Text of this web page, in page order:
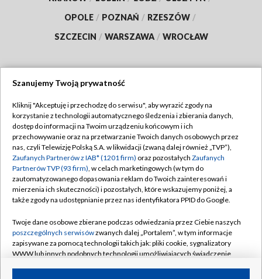
OPOLE / POZNAŃ / RZESZÓW /
SZCZECIN / WARSZAWA / WROCŁAW
TVP
Abonament TVP
Emisja w TVP
Centrum informacji TVP
Naziemna Telewizja Cyfrowa
Rada Programowa
System NOS
Informacje o nadawcy
Regulamin TVP
Polityka prywatności
Moje zgody
Pomoc
Kontakt
Kanały
Szanujemy Twoją prywatność
Kliknij "Akceptuję i przechodzę do serwisu", aby wyrazić zgody na
korzystanie z technologii automatycznego śledzenia i zbierania danych,
dostęp do informacji na Twoim urządzeniu końcowym i ich
przechowywanie oraz na przetwarzanie Twoich danych osobowych przez
nas, czyli Telewizję Polską S.A. w likwidacji (zwaną dalej również „TVP”),
Zaufanych Partnerów z IAB* (1201 firm) oraz pozostałych Zaufanych
Partnerów TVP (93 firm), w celach marketingowych (w tym do
zautomatyzowanego dopasowania reklam do Twoich zainteresowań i
mierzenia ich skuteczności) i pozostałych, które wskazujemy poniżej, a
także zgody na udostępnianie przez nas identyfikatora PPID do Google.
Twoje dane osobowe zbierane podczas odwiedzania przez Ciebie naszych
poszczególnych serwisówzwanych dalej „Portalem”, w tym informacje
zapisywane za pomocą technologii takich jak: pliki cookie, sygnalizatory
WWW lub innych podobnych technologii umożliwiających świadczenie